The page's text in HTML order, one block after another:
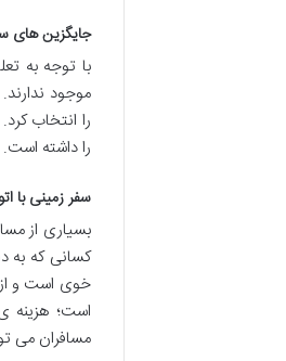
جایگزین های
با توجه به
موجود
را انتخاب
را داشته است.
سفر زمینی با
بسیاری از
کسانی که به
خوی است و از
است؛ هزینه
مسافران می